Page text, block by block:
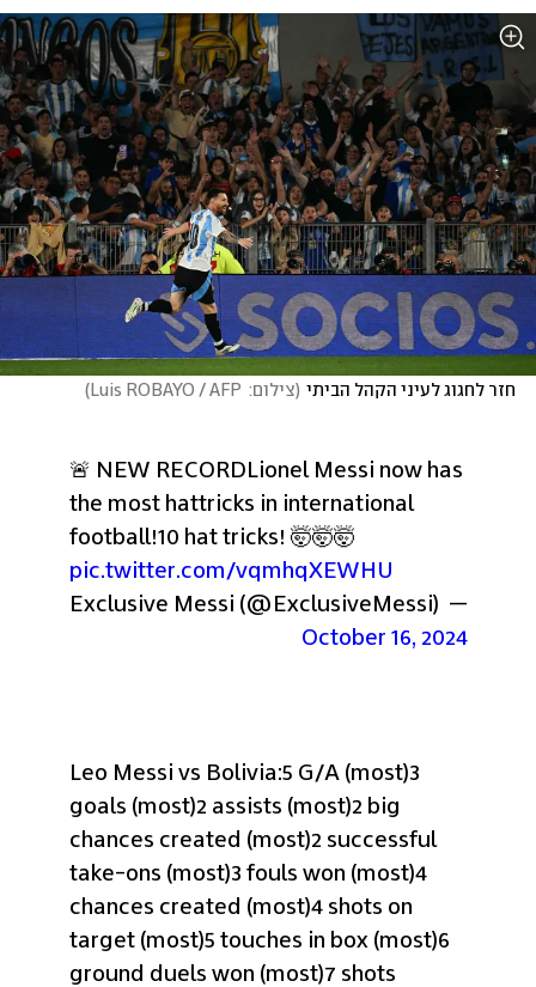
חזר לחגוג לעיני הקהל הביתי (צילום:  Luis ROBAYO / AFP )
🚨 NEW RECORD Lionel Messi now has
the most hattricks in international
football!
pic.twitter.com/vqmhqXEWHU
— Exclusive Messi (@ExclusiveMessi)
October 16, 2024
Leo Messi vs Bolivia:5 G/A (most)3
goals (most)2 assists (most)2 big
chances created (most)2 successful
take-ons (most)3 fouls won (most)4
chances created (most)4 shots on
target (most)5 touches in box (most)6
ground duels won (most)7 shots